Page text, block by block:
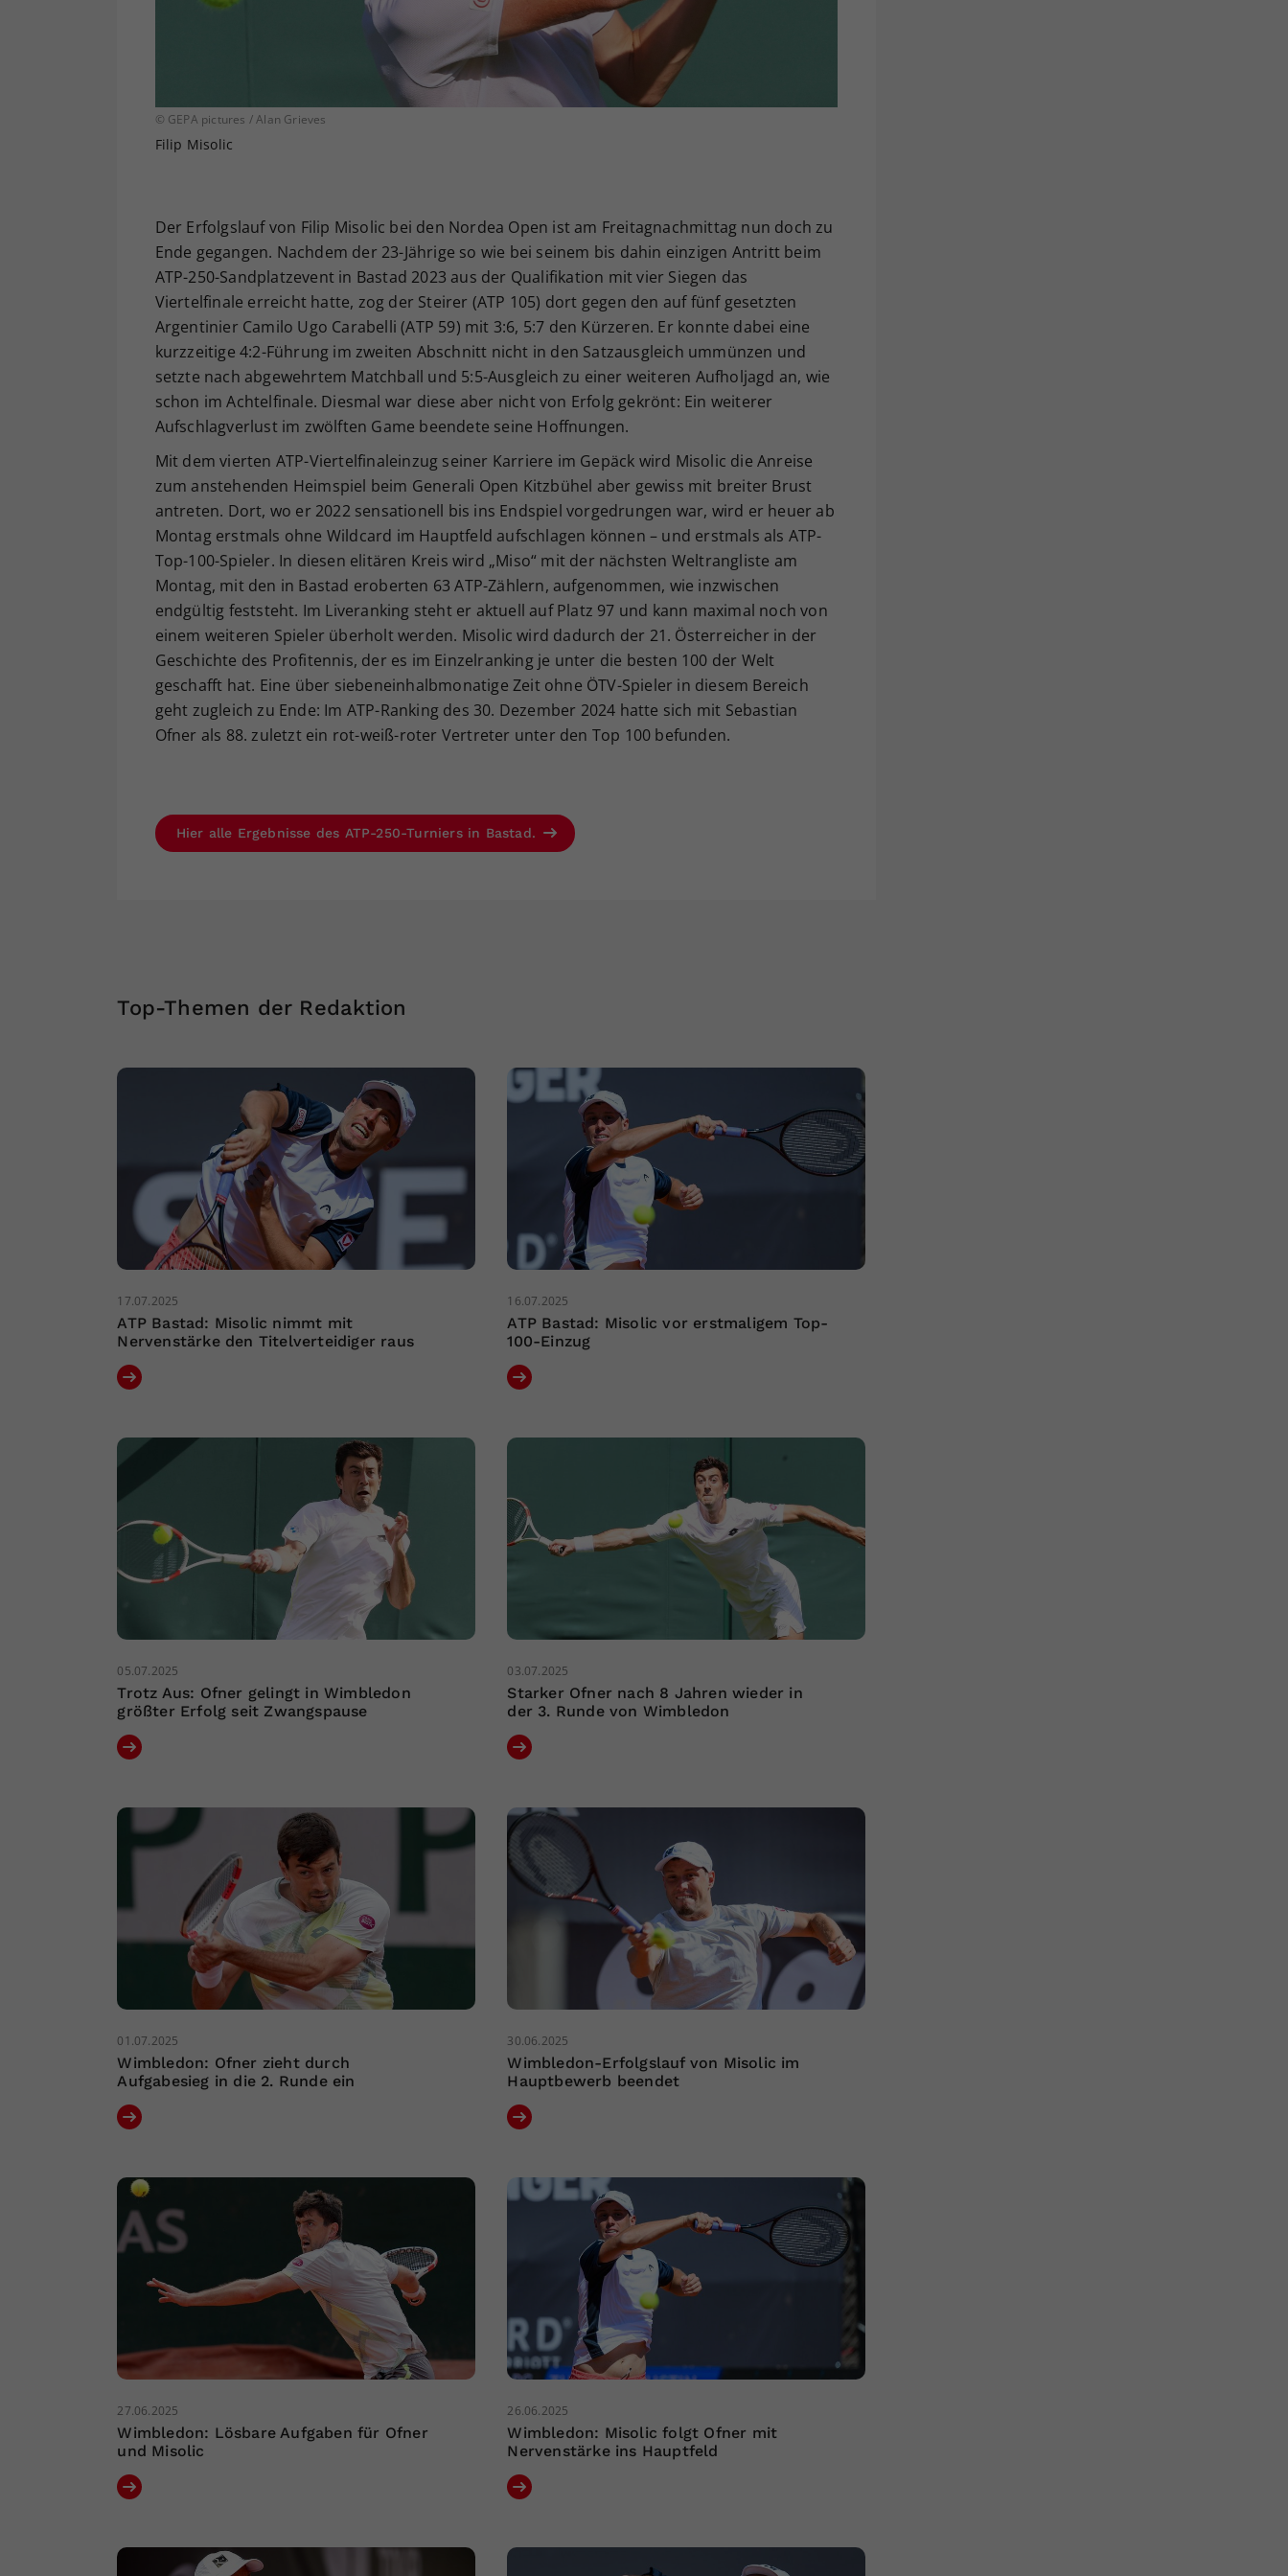
© GEPA pictures / Alan Grieves
Filip Misolic
Der Erfolgslauf von Filip Misolic bei den Nordea Open ist am Freitagnachmittag nun doch zu
Ende gegangen. Nachdem der 23-Jährige so wie bei seinem bis dahin einzigen Antritt beim
ATP-250-Sandplatzevent in Bastad 2023 aus der Qualifikation mit vier Siegen das
Viertelfinale erreicht hatte, zog der Steirer (ATP 105) dort gegen den auf fünf gesetzten
Argentinier Camilo Ugo Carabelli (ATP 59) mit 3:6, 5:7 den Kürzeren. Er konnte dabei eine
kurzzeitige 4:2-Führung im zweiten Abschnitt nicht in den Satzausgleich ummünzen und
setzte nach abgewehrtem Matchball und 5:5-Ausgleich zu einer weiteren Aufholjagd an, wie
schon im Achtelfinale. Diesmal war diese aber nicht von Erfolg gekrönt: Ein weiterer
Aufschlagverlust im zwölften Game beendete seine Hoffnungen.
Mit dem vierten ATP-Viertelfinaleinzug seiner Karriere im Gepäck wird Misolic die Anreise
zum anstehenden Heimspiel beim Generali Open Kitzbühel aber gewiss mit breiter Brust
antreten. Dort, wo er 2022 sensationell bis ins Endspiel vorgedrungen war, wird er heuer ab
Montag erstmals ohne Wildcard im Hauptfeld aufschlagen können – und erstmals als ATP-
Top-100-Spieler. In diesen elitären Kreis wird „Miso“ mit der nächsten Weltrangliste am
Montag, mit den in Bastad eroberten 63 ATP-Zählern, aufgenommen, wie inzwischen
endgültig feststeht. Im Liveranking steht er aktuell auf Platz 97 und kann maximal noch von
einem weiteren Spieler überholt werden. Misolic wird dadurch der 21. Österreicher in der
Geschichte des Profitennis, der es im Einzelranking je unter die besten 100 der Welt
geschafft hat. Eine über siebeneinhalbmonatige Zeit ohne ÖTV-Spieler in diesem Bereich
geht zugleich zu Ende: Im ATP-Ranking des 30. Dezember 2024 hatte sich mit Sebastian
Ofner als 88. zuletzt ein rot-weiß-roter Vertreter unter den Top 100 befunden.
Hier alle Ergebnisse des ATP-250-Turniers in Bastad.
Top-Themen der Redaktion
17.07.2025
ATP Bastad: Misolic nimmt mit
Nervenstärke den Titelverteidiger raus
16.07.2025
ATP Bastad: Misolic vor erstmaligem Top-
100-Einzug
05.07.2025
Trotz Aus: Ofner gelingt in Wimbledon
größter Erfolg seit Zwangspause
03.07.2025
Starker Ofner nach 8 Jahren wieder in
der 3. Runde von Wimbledon
01.07.2025
Wimbledon: Ofner zieht durch
Aufgabesieg in die 2. Runde ein
30.06.2025
Wimbledon-Erfolgslauf von Misolic im
Hauptbewerb beendet
27.06.2025
Wimbledon: Lösbare Aufgaben für Ofner
und Misolic
26.06.2025
Wimbledon: Misolic folgt Ofner mit
Nervenstärke ins Hauptfeld
Ihrer vorgenommen Einstellungen, falls der
Webseiten-Betreiber dies eingestellt hat.